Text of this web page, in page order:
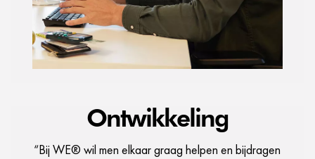
Ontwikkeling
“Bij WE® wil men elkaar graag helpen en bijdragen